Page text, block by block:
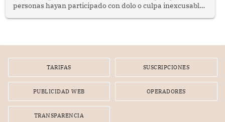
personas hayan participado con dolo o culpa inexcusable
por la frustrada realización de un meet and greet con
TARIFAS SUSCRIPCIONES
PUBLICIDAD WEB OPERADORES
TRANSPARENCIA